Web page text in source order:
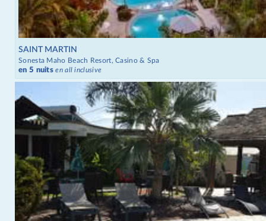
SAINT MARTIN
Sonesta Maho Beach Resort, Casino & Spa
en 5 nuitsen all inclusive